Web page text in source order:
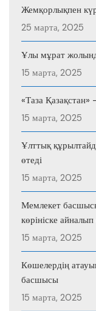
Жемқорлықпен
25 марта, 2025
Ұлы мұрат
15 марта, 2025
«Таза
15 марта, 2025
Ұлттық
өтеді
15 марта, 2025
Мемлекет
көрініске айналып
15 марта, 2025
Көшелердің
басшысы
15 марта, 2025